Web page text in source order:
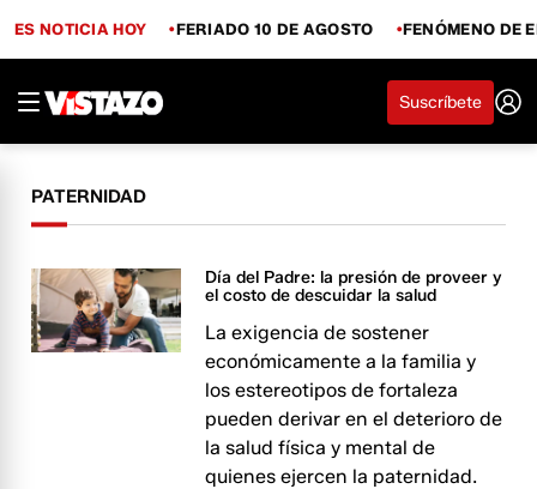
ES NOTICIA HOY FERIADO 10 DE AGOSTO FENÓMENO DE
Suscríbete
PATERNIDAD
Día del Padre: la presión de proveer y
el costo de descuidar la salud
La exigencia de sostener
económicamente a la familia y
los estereotipos de fortaleza
pueden derivar en el deterioro de
la salud física y mental de
quienes ejercen la paternidad.